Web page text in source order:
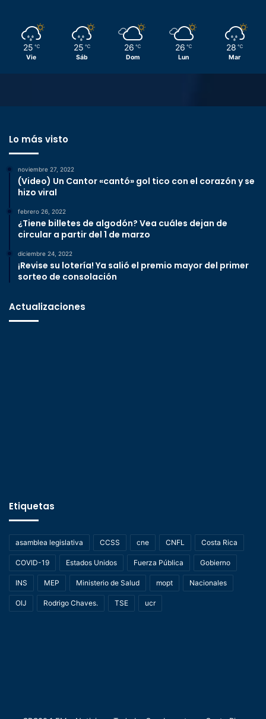
25 ℃
Vie
25 ℃
Sáb
26 ℃
Dom
26 ℃
Lun
28 ℃
Mar
Lo más visto
noviembre 27, 2022
(Video) Un Cantor «cantó» gol tico con el corazón y se
hizo viral
febrero 26, 2022
¿Tiene billetes de algodón? Vea cuáles dejan de
circular a partir del 1 de marzo
diciembre 24, 2022
¡Revise su lotería! Ya salió el premio mayor del primer
sorteo de consolación
Actualizaciones
Etiquetas
asamblea legislativa CCSS cne CNFL Costa Rica
COVID-19 Estados Unidos Fuerza Pública Gobierno
INS MEP Ministerio de Salud mopt Nacionales
OIJ Rodrigo Chaves. TSE ucr